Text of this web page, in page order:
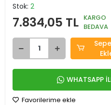
Stok: 2
7.834,05 TL KARGO
BEDAVA
WHATSAPP
Favorilerime ekle